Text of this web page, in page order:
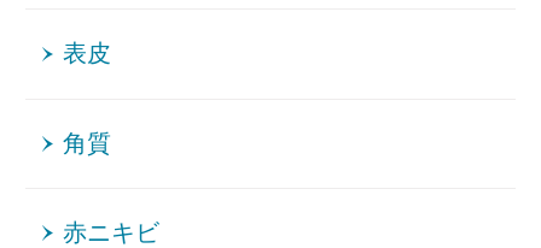
表皮
角質
赤ニキビ